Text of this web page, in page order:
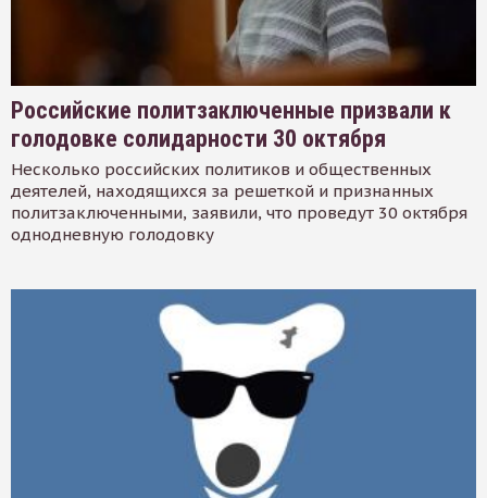
Российские политзаключенные призвали к
голодовке солидарности 30 октября
Несколько российских политиков и общественных
деятелей, находящихся за решеткой и признанных
политзаключенными, заявили, что проведут 30 октября
однодневную голодовку